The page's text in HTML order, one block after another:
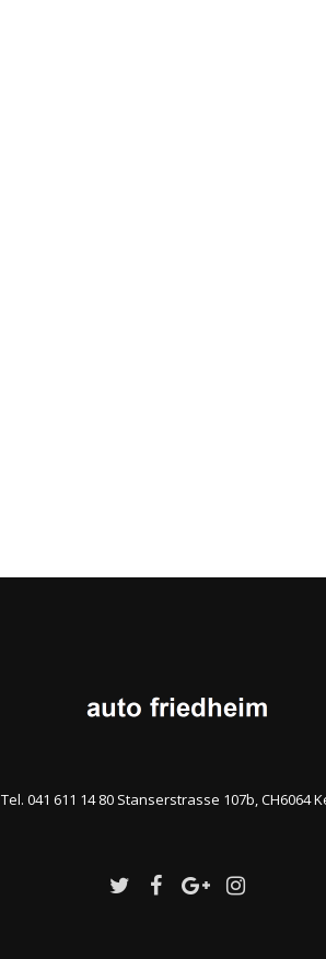
Tel. 041 611 14 80 Stanserstrasse 107b, CH6064